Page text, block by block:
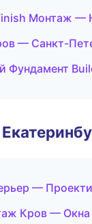
Монтаж —
— Санкт-
Фундамент
—
Кров — Окна